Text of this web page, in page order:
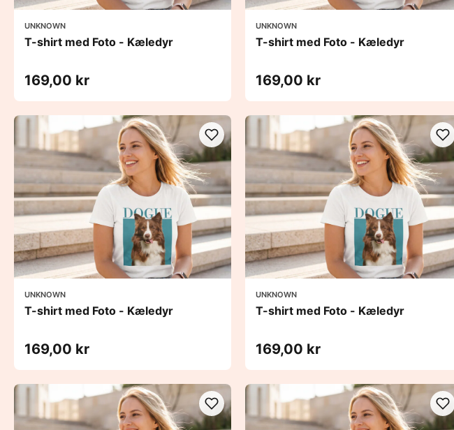
UNKNOWN
T-shirt med Foto - Kæledyr
169,00 kr
UNKNOWN
T-shirt med Foto - Kæledyr
169,00 kr
UNKNOWN
T-shirt med Foto - Kæledyr
169,00 kr
UNKNOWN
T-shirt med Foto - Kæledyr
169,00 kr